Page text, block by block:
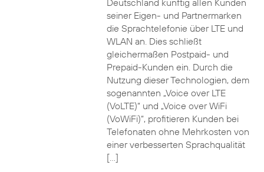
Deutschland künftig allen Kunden
seiner Eigen- und Partnermarken
die Sprachtelefonie über LTE und
WLAN an. Dies schließt
gleichermaßen Postpaid- und
Prepaid-Kunden ein. Durch die
Nutzung dieser Technologien, dem
sogenannten „Voice over LTE
(VoLTE)“ und „Voice over WiFi
(VoWiFi)“, profitieren Kunden bei
Telefonaten ohne Mehrkosten von
einer verbesserten Sprachqualität
[…]